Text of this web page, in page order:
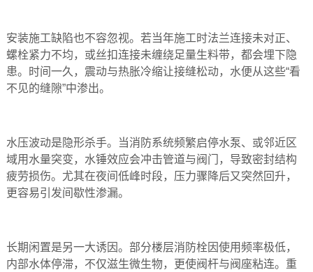
安装施工缺陷‌也不容忽视。若当年施工时法兰连接未对正、
螺栓紧力不均，或丝扣连接未缠绕足量生料带，都会埋下隐
患。时间一久，震动与热胀冷缩让接缝松动，水便从这些“看
不见的缝隙”中渗出。
水压波动‌是隐形杀手。当消防系统频繁启停水泵、或邻近区
域用水量突变，水锤效应会冲击管道与阀门，导致密封结构
疲劳损伤。尤其在夜间低峰时段，压力骤降后又突然回升，
更容易引发间歇性渗漏。
长期闲置‌是另一大诱因。部分楼层消防栓因使用频率极低，
内部水体停滞，不仅滋生微生物，更使阀杆与阀座粘连。重